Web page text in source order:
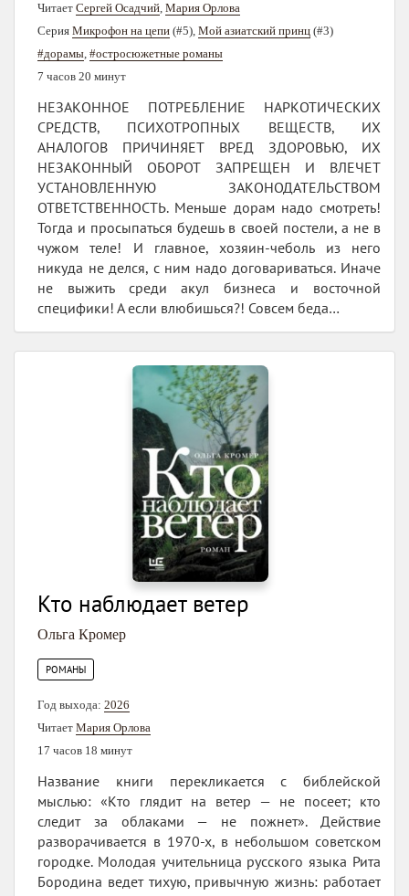
Читает Сергей Осадчий, Мария Орлова
Серия Микрофон на цепи (#5), Мой азиатский принц (#3)
#дорамы, #остросюжетные романы
7 часов 20 минут
НЕЗАКОННОЕ ПОТРЕБЛЕНИЕ НАРКОТИЧЕСКИХ
СРЕДСТВ, ПСИХОТРОПНЫХ ВЕЩЕСТВ, ИХ
АНАЛОГОВ ПРИЧИНЯЕТ ВРЕД ЗДОРОВЬЮ, ИХ
НЕЗАКОННЫЙ ОБОРОТ ЗАПРЕЩЕН И ВЛЕЧЕТ
УСТАНОВЛЕННУЮ ЗАКОНОДАТЕЛЬСТВОМ
ОТВЕТСТВЕННОСТЬ. Меньше дорам надо смотреть!
Тогда и просыпаться будешь в своей постели, а не в
чужом теле! И главное, хозяин-чеболь из него
никуда не делся, с ним надо договариваться. Иначе
не выжить среди акул бизнеса и восточной
специфики! А если влюбишься?! Совсем беда…
Кто наблюдает ветер
Ольга Кромер
РОМАНЫ
Год выхода: 2026
Читает Мария Орлова
17 часов 18 минут
Название книги перекликается с библейской
мыслью: «Кто глядит на ветер — не посеет; кто
следит за облаками — не пожнет». Действие
разворачивается в 1970-х, в небольшом советском
городке. Молодая учительница русского языка Рита
Бородина ведет тихую, привычную жизнь: работает